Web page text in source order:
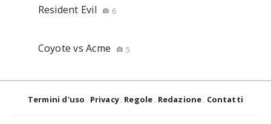
Resident Evil 6
Coyote vs Acme 5
Termini d'uso Privacy Regole Redazione Contatti